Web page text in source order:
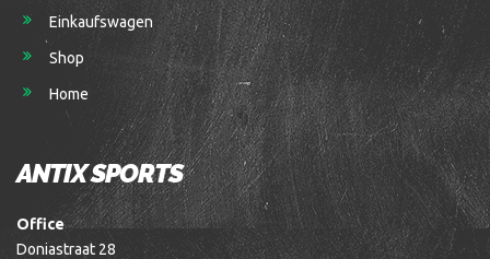
Einkaufswagen
Shop
Home
ANTIX SPORTS
Office
Doniastraat 28